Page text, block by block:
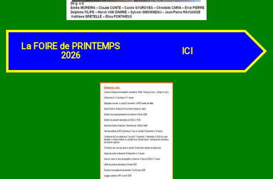
La FOIRE de PRINTEMPS
2026
ICI